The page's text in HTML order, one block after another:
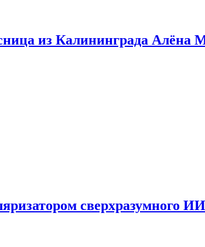
из Калининграда Алёна
сверхразумного